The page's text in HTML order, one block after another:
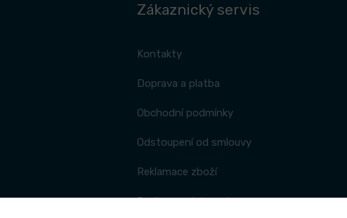
Zákaznický servis
Kontakty
Doprava a platba
Obchodní podmínky
Odstoupení od smlouvy
Reklamace zboží
Proč se registrovat